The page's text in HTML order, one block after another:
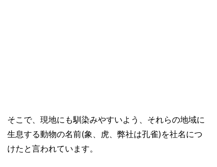
そこで、現地にも馴染みやすいよう、それらの地域に
生息する動物の名前(象、虎、弊社は孔雀)を社名につ
けたと言われています。